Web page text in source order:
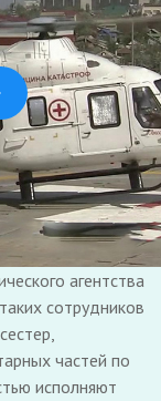
агентства
сотрудников
частей по
исполняют